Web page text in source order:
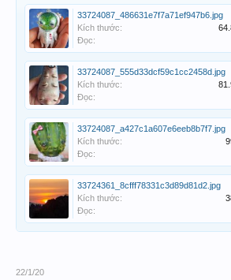
33724087_486631e7f7a71ef947b6.jpg
Kích thước:
Đọc:
33724087_555d33dcf59c1cc2458d.jpg
Kích thước:
Đọc:
33724087_a427c1a607e6eeb8b7f7.jpg
Kích thước:
Đọc:
33724361_8cfff78331c3d89d81d2.jpg
Kích thước:
Đọc:
22/1/20